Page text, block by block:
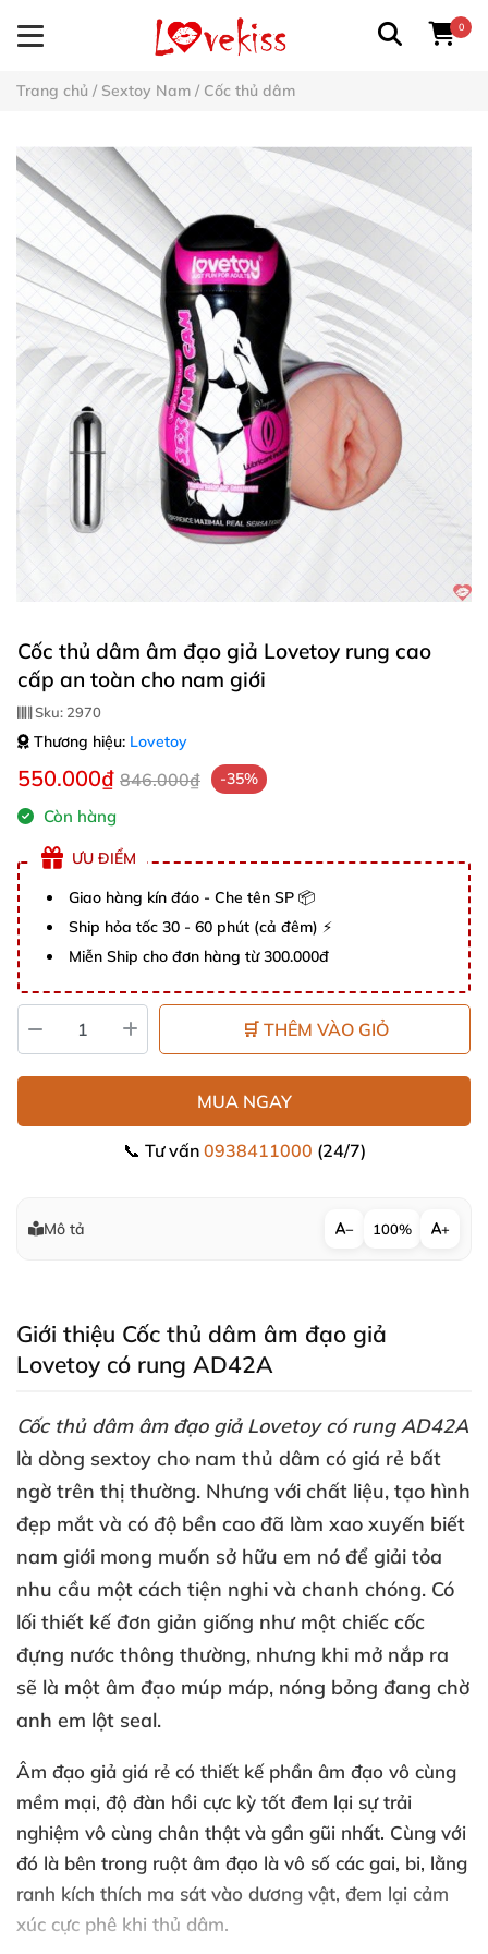
0
Trang chủ / Sextoy Nam / Cốc thủ dâm
Cốc thủ dâm âm đạo giả Lovetoy rung cao
cấp an toàn cho nam giới
Sku: 2970
Thương hiệu: Lovetoy
550.000₫ 846.000₫ -35%
Còn hàng
ƯU ĐIỂM
Giao hàng kín đáo - Che tên SP 📦
Ship hỏa tốc 30 - 60 phút (cả đêm) ⚡
Miễn Ship cho đơn hàng từ 300.000đ
🛒 THÊM VÀO GIỎ
MUA NGAY
📞 Tư vấn 0938411000 (24/7)
Mô tả − 100% +
Giới thiệu Cốc thủ dâm âm đạo giả
Lovetoy có rung AD42A
Cốc thủ dâm âm đạo giả Lovetoy có rung AD42A
là dòng sextoy cho nam thủ dâm có giá rẻ bất
ngờ trên thị thường. Nhưng với chất liệu, tạo hình
đẹp mắt và có độ bền cao đã làm xao xuyến biết
nam giới mong muốn sở hữu em nó để giải tỏa
nhu cầu một cách tiện nghi và chanh chóng. Có
lối thiết kế đơn giản giống như một chiếc cốc
đựng nước thông thường, nhưng khi mở nắp ra
sẽ là một âm đạo múp máp, nóng bỏng đang chờ
anh em lột seal.
Âm đạo giả giá rẻ có thiết kế phần âm đạo vô cùng
mềm mại, độ đàn hồi cực kỳ tốt đem lại sự trải
nghiệm vô cùng chân thật và gần gũi nhất. Cùng với
đó là bên trong ruột âm đạo là vô số các gai, bi, lằng
ranh kích thích ma sát vào dương vật, đem lại cảm
xúc cực phê khi thủ dâm.